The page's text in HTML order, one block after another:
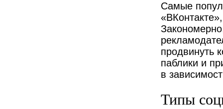
Самые
продвинуть
паблики и
в
Типы